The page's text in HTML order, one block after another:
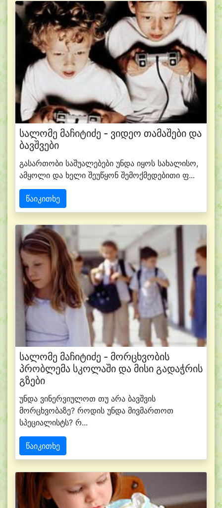
სალომე მაჩიტიძე - ვიდეო თამაშები და
ბავშვები
გასართობი საშუალებები უნდა იყოს სახალისო,
ამყოლი და ხელი შეუწყონ შემოქმედებითი ფ...
წაიკითხე
სალომე მაჩიტიძე - მორცხვობის
პრობლემა სკოლაში და მისი გადაჭრის
გზები
უნდა ვინერვიულოთ თუ არა ბავშვის
მორცხვობაზე? როდის უნდა მივმართოთ
სპეციალისტს? რ...
წაიკითხე